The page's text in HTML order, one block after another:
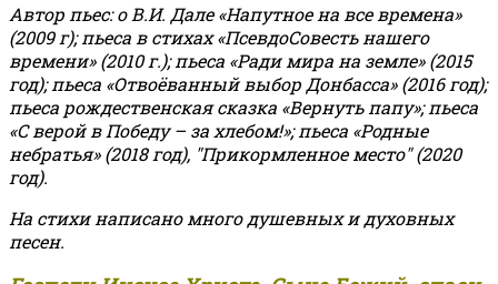
Автор пьес: о В.И. Дале «Напутное на все времена»
(2009 г); пьеса в стихах «ПсевдоСовесть нашего
времени» (2010 г.); пьеса «Ради мира на земле» (2015
год); пьеса «Отвоёванный выбор Донбасса» (2016 год);
пьеса рождественская сказка «Вернуть папу»; пьеса
«С верой в Победу – за хлебом!»;пьеса «Родные
небратья» (2018 год), "Прикормленное место" (2020
год).
На стихи написано много душевных и духовных
песен.